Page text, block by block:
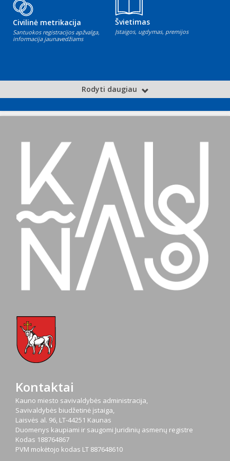
Civilinė metrikacija
Santuokos registracijos apžvalga,
informacija jaunavedžiams
Švietimas
Įstaigos, ugdymas, premijos
Rodyti daugiau
Kontaktai
Kauno miesto savivaldybės administracija,
Savivaldybės biudžetinė įstaiga,
Laisvės al. 96, LT-44251 Kaunas
Duomenys kaupiami ir saugomi Juridinių asmenų registre
Kodas 188764867
PVM mokėtojo kodas LT 887648610